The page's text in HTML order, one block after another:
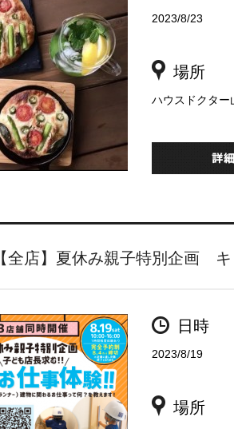
2023/8/23
場所
ハウスドクタ
【全店】夏休み親子特別企画 キ
日時
2023/8/19
場所